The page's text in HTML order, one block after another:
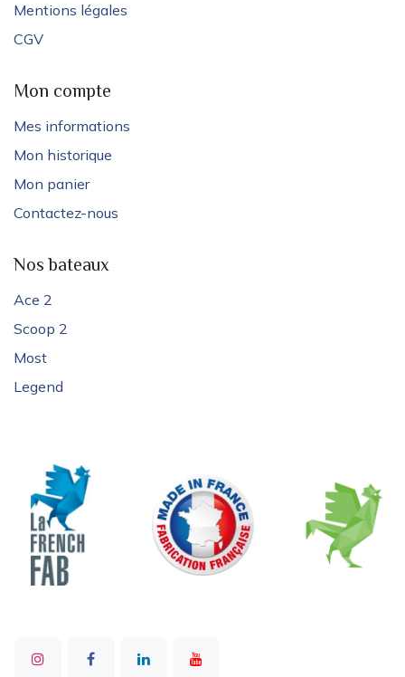
Mentions légales
CGV
Mon compte
Mes informations
Mon historique
Mon panier
Contactez-nous
Nos bateaux
Ace 2
Scoop 2
Most
Legend